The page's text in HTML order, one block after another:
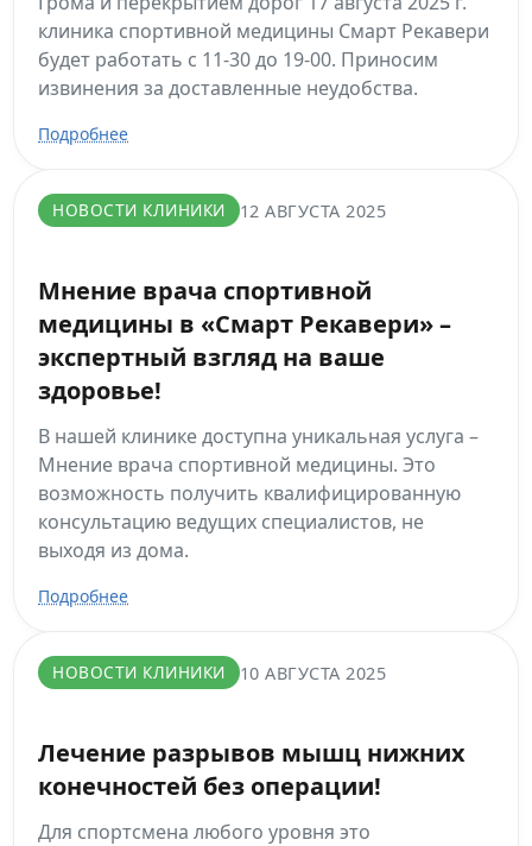
клиника спортивной медицины Смарт Рекавери
будет работать с 11-30 до 19-00. Приносим
извинения за доставленные неудобства.
Подробнее
НОВОСТИ КЛИНИКИ 12 АВГУСТА 2025
Мнение врача спортивной
медицины в «Смарт Рекавери» –
экспертный взгляд на ваше
здоровье!
В нашей клинике доступна уникальная услуга –
Мнение врача спортивной медицины. Это
возможность получить квалифицированную
консультацию ведущих специалистов, не
выходя из дома.
Подробнее
НОВОСТИ КЛИНИКИ 10 АВГУСТА 2025
Лечение разрывов мышц нижних
конечностей без операции!
Для спортсмена любого уровня это